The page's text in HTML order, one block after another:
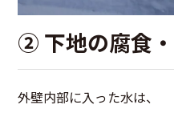
② 下地の腐食
外壁内部に入った水は、